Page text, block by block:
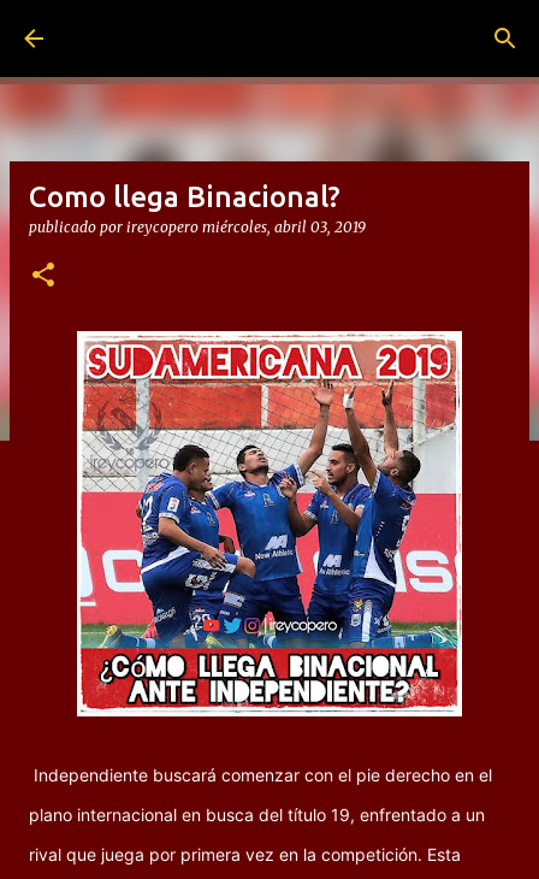
Como llega Binacional?
publicado por ireycopero miércoles, abril 03, 2019
Independiente buscará comenzar con el pie derecho en el
plano internacional en busca del título 19, enfrentado a un
rival que juega por primera vez en la competición. Esta